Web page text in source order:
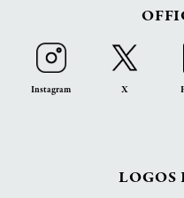
Instagram X
LOGOS